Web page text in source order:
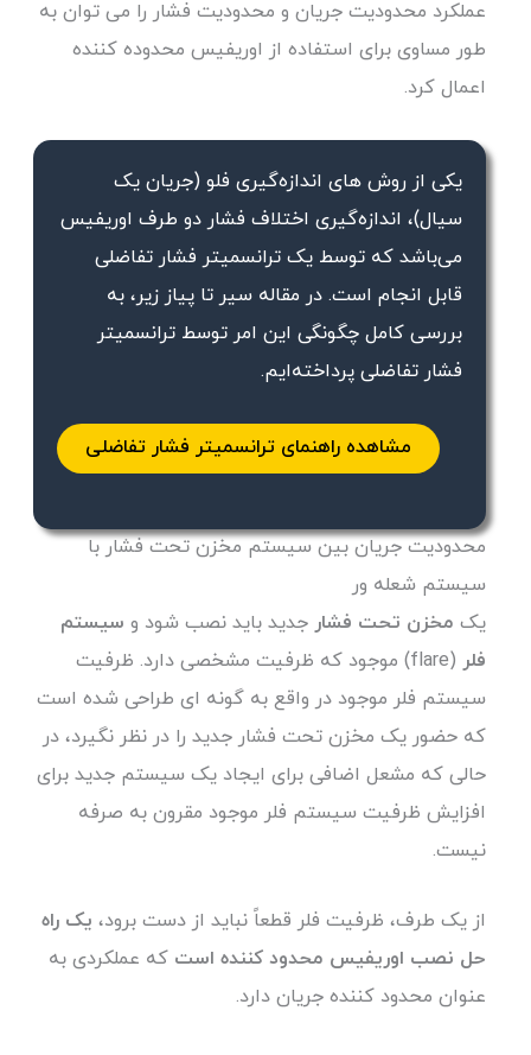
عملکرد محدودیت جریان و محدودیت فشار را می توان به
طور مساوی برای استفاده از اوریفیس محدوده کننده
اعمال کرد.
یکی از روش های اندازه‌گیری فلو (جریان یک
سیال)، اندازه‌گیری اختلاف فشار دو طرف اوریفیس
می‌باشد که توسط یک ترانسمیتر فشار تفاضلی
قابل انجام است. در مقاله سیر تا پیاز زیر، به
بررسی کامل چگونگی این امر توسط ترانسمیتر
فشار تفاضلی پرداخته‌ایم.
مشاهده راهنمای ترانسمیتر فشار تفاضلی
محدودیت جریان بین سیستم مخزن تحت فشار با
سیستم شعله ور
یک مخزن تحت فشار جدید باید نصب شود وسیستم
فلر
(flare) موجود که ظرفیت مشخصی دارد. ظرفیت
سیستم فلر موجود در واقع به گونه ای طراحی شده است
که حضور یک مخزن تحت فشار جدید را در نظر نگیرد، در
حالی که مشعل اضافی برای ایجاد یک سیستم جدید برای
افزایش ظرفیت سیستم فلر موجود مقرون به صرفه
نیست.
از یک طرف، ظرفیت فلر قطعاً نباید از دست برود، یک راه
حل نصب اوریفیس محدود کننده است که عملکردی به
عنوان محدود کننده جریان دارد.